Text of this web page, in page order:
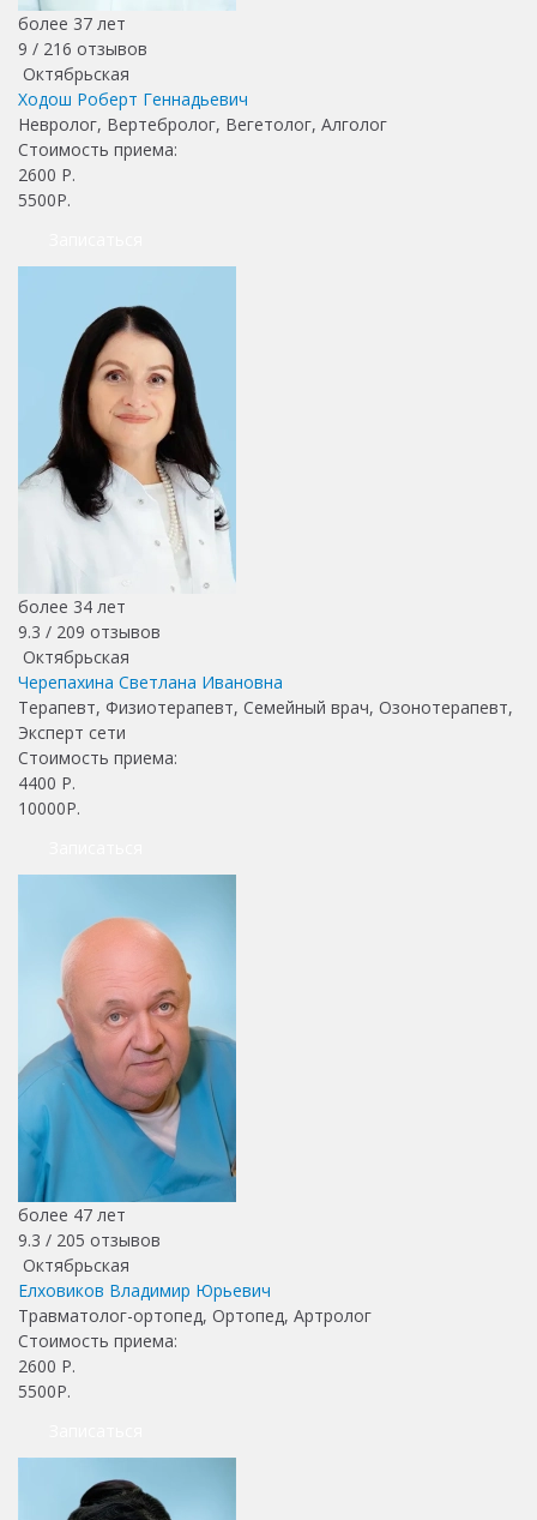
более 37 лет
9 / 216 отзывов
Октябрьская
Ходош Роберт Геннадьевич
Невролог, Вертебролог, Вегетолог, Алголог
Стоимость приема:
2600 Р.
5500Р.
более 34 лет
9.3 / 209 отзывов
Октябрьская
Черепахина Светлана Ивановна
Терапевт, Физиотерапевт, Семейный врач, Озонотерапевт,
Эксперт сети
Стоимость приема:
4400 Р.
10000Р.
более 47 лет
9.3 / 205 отзывов
Октябрьская
Елховиков Владимир Юрьевич
Травматолог-ортопед, Ортопед, Артролог
Стоимость приема:
2600 Р.
5500Р.